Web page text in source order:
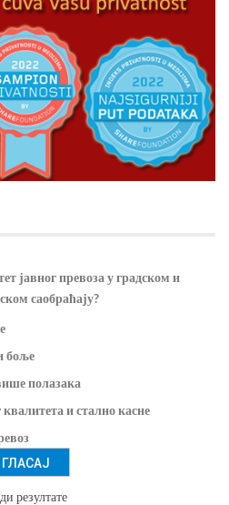
јавног превоза у градском и
саобраћају?
боље
полазака
и стално касне
резултате